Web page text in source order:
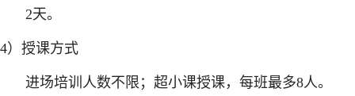
2天。
4）授课方式
进场培训人数不限；超小课授课，每班最多8人。